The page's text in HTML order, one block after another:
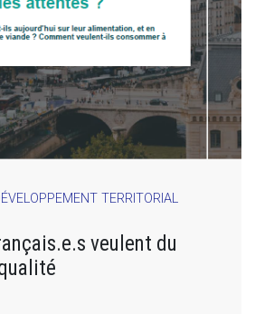
TERRITORIAL
veulent du